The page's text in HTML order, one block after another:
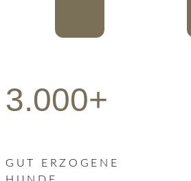
3.000+
GUT ERZOGENE